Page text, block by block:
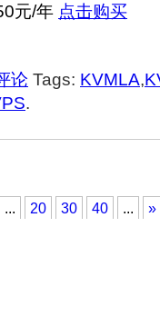
元/年 点击购买
论 Tags: KVMLA,
.
... 20 30 40 ... »